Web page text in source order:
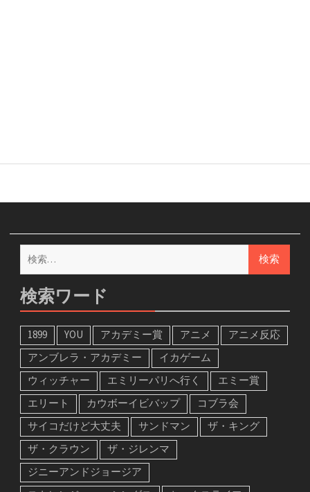
検
検索ワード
1899 YOU アカデミー賞 アニメ
アニメ反応
アンブレラ・アカデミー
イカゲーム
ウィッチャー
エミリーパリへ行く
エミー賞
エリート
カウボーイビバップ
コブラ会
サイコだけど大丈夫
サンドマン
ザ・キング
ザ・クラウン
ザ・ジレンマ
ジニーアンドジョージア